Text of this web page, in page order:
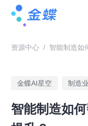
资源中心 / 智能制造如
金蝶AI星空 制造业
智能制造如